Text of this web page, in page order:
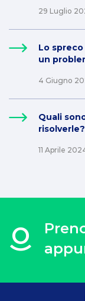
29 Luglio
Lo
un
4 Giugno
Quali
risolverle?
11 Aprile